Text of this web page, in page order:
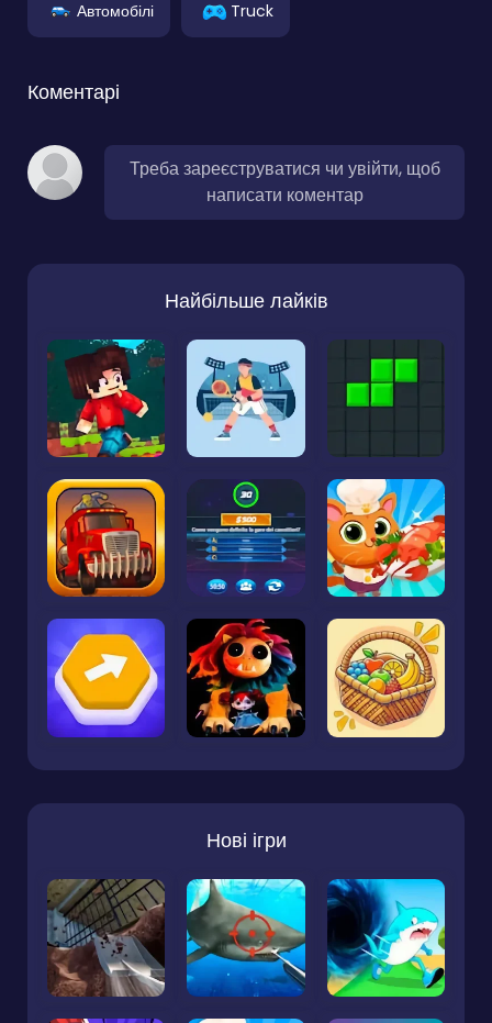
Автомобілі Truck
Коментарі
Треба зареєструватися чи увійти, щоб
написати коментар
Найбільше лайків
Нові ігри